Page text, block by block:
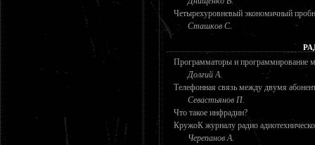
Четырехуровневый экономичный
Сташков С.
Программаторы и программирование
Долгий А.
Телефонная связь между двумя
Севастьянов П.
Что такое инфрадин?
КружоК журналу радио
Черепанов А.